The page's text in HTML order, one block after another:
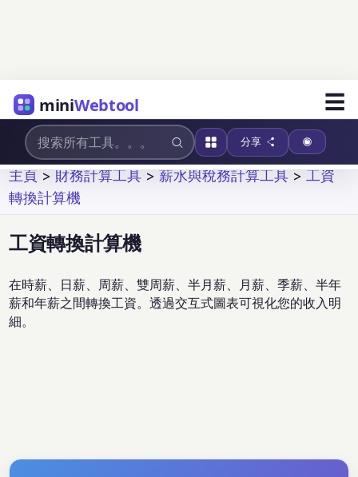
miniWebtool ☰
分享
主頁 > 財務計算工具 >薪水與稅務計算工具 > 工資
轉換計算機
工資轉換計算機
在時薪、日薪、周薪、雙周薪、半月薪、月薪、季薪、半年
薪和年薪之間轉換工資。透過交互式圖表可視化您的收入明
細。